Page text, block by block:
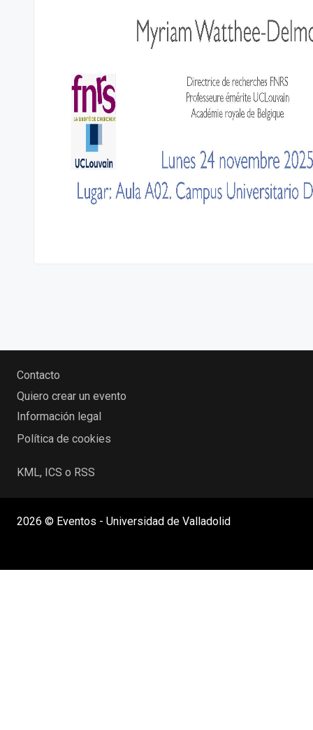
Contacto
Quiero crear un evento
Información legal
Política de cookies
KML, ICS o RSS
2026 © Eventos - Universidad de Valladolid